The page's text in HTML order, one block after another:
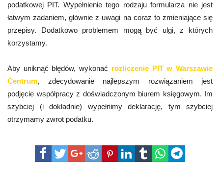
podatkowej PIT. Wypełnienie tego rodzaju formularza nie jest
łatwym zadaniem, głównie z uwagi na coraz to zmieniające się
przepisy. Dodatkowo problemem mogą być ulgi, z których
korzystamy.
Aby uniknąć błędów, wykonać rozliczenie PIT w Warszawie
Centrum, zdecydowanie najlepszym rozwiązaniem jest
podjęcie współpracy z doświadczonym biurem księgowym. Im
szybciej (i dokładnie) wypełnimy deklarację, tym szybciej
otrzymamy zwrot podatku.